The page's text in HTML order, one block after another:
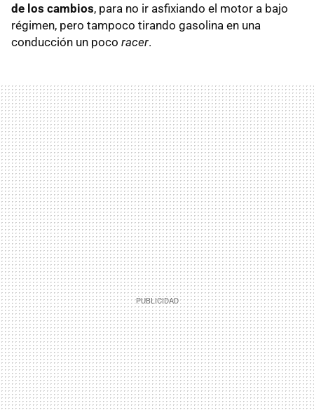
de los cambios, para no ir asfixiando el motor a bajo
régimen, pero tampoco tirando gasolina en una
conducción un poco racer.